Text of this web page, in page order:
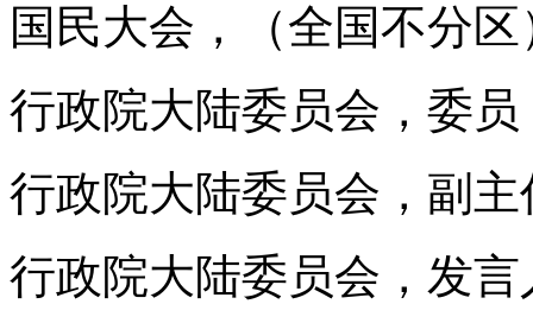
国民大会，（全国不分
行政院大陆委员会，委员
行政院大陆委员会，副主
行政院大陆委员会，发言